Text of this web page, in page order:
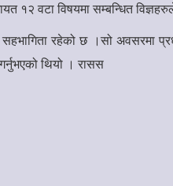
१२ वटा विषयमा सम्बन्धित
सहभागिता रहेको छ ।सो
थियो । रासस